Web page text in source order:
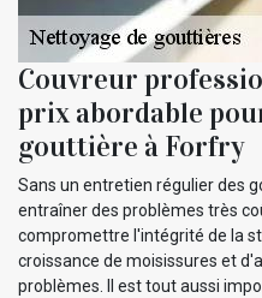
Couvreur
prix abordable
gouttière à Forfry
Sans un entretien régulier des
entraîner des problèmes très
compromettre l'intégrité de la
croissance de moisissures et
problèmes. Il est tout aussi